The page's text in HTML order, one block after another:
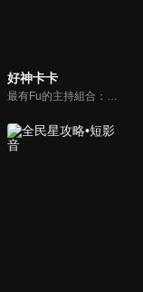
好神卡卡